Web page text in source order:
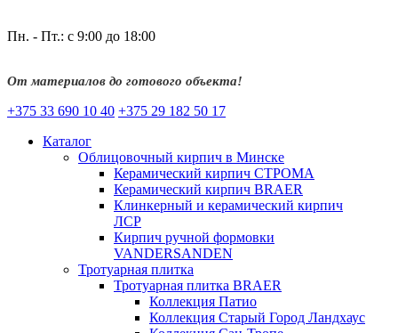
Пн. - Пт.: с 9:00 до 18:00
От материалов до готового объекта!
+375 33 690 10 40 +375 29 182 50 17
Каталог
Облицовочный кирпич в Минске
Керамический кирпич СТРОМА
Керамический кирпич BRAER
Клинкерный и керамический кирпич
ЛСР
Кирпич ручной формовки
VANDERSANDEN
Тротуарная плитка
Тротуарная плитка BRAER
Коллекция Патио
Коллекция Старый Город Ландхаус